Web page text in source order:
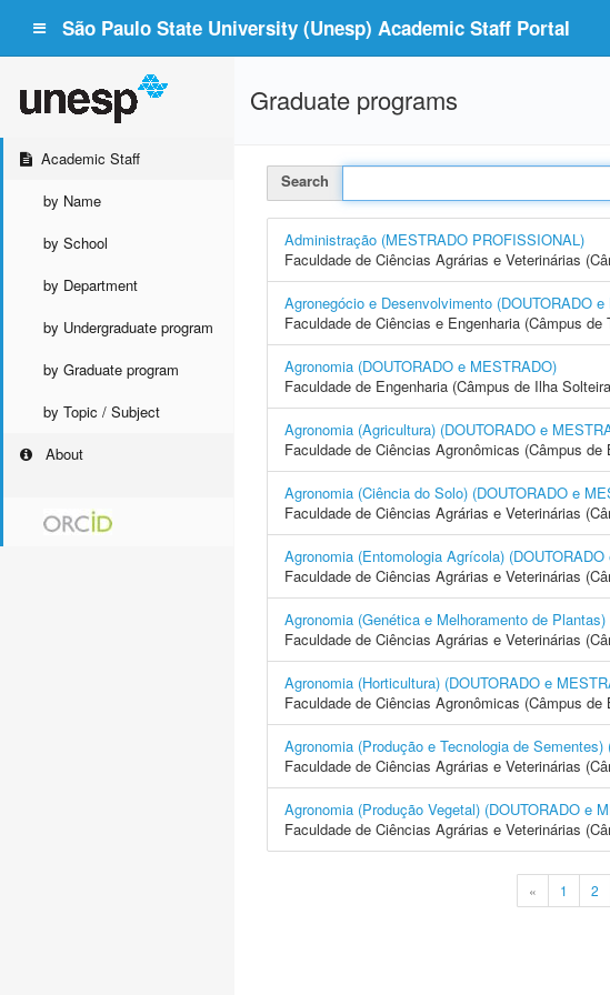
São Paulo State University (Unesp) Academic Staff Portal
Academic Staff
by Name
by School
by Department
by Undergraduate program
by Graduate program
by Topic / Subject
About
Graduate programs
Search
Administração (MESTRADO PROFISSIONAL)
Faculdade de Ciências Agrárias e Veterinárias
Agronegócio e Desenvolvimento (DOUTORADO
Faculdade de Ciências e Engenharia (Câmpus de
Agronomia (DOUTORADO e MESTRADO)
Faculdade de Engenharia (Câmpus de Ilha
Agronomia (Agricultura) (DOUTORADO e
Faculdade de Ciências Agronômicas (Câmpus de
Agronomia (Ciência do Solo) (DOUTORADO e
Faculdade de Ciências Agrárias e Veterinárias
Agronomia (Entomologia Agrícola)
Faculdade de Ciências Agrárias e Veterinárias
Agronomia (Genética e Melhoramento de
Faculdade de Ciências Agrárias e Veterinárias
Agronomia (Horticultura) (DOUTORADO e
Faculdade de Ciências Agronômicas (Câmpus de
Agronomia (Produção e Tecnologia de
Faculdade de Ciências Agrárias e Veterinárias
Agronomia (Produção Vegetal) (DOUTORADO e
Faculdade de Ciências Agrárias e Veterinárias
« 1 2